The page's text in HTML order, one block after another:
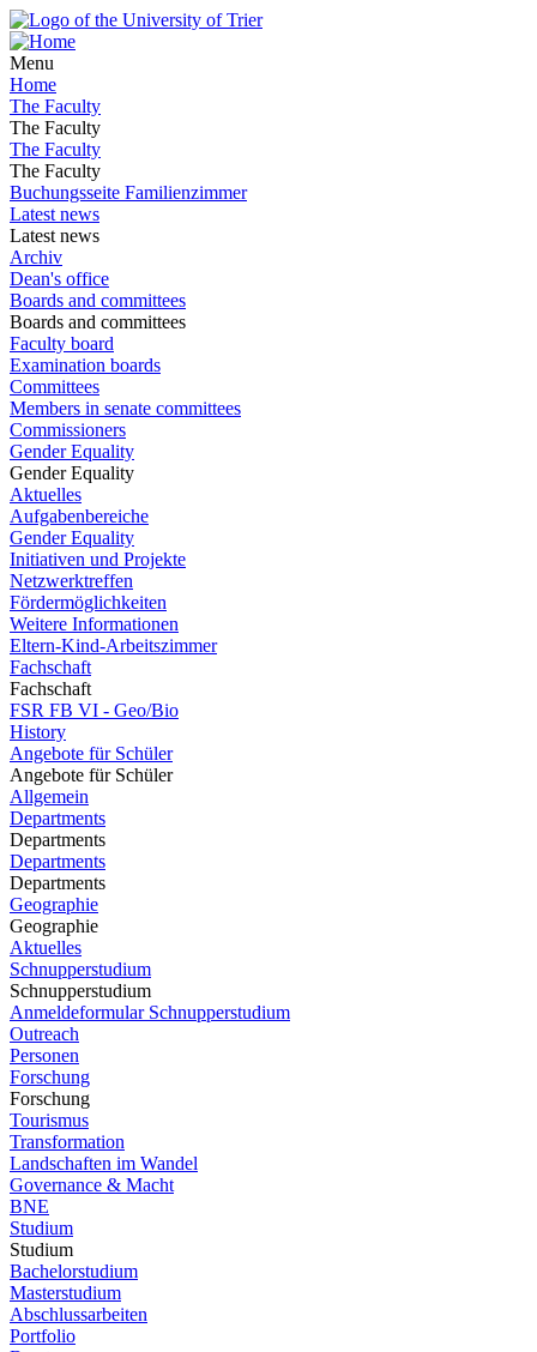
Menu
Home
The Faculty
The Faculty
The Faculty
The Faculty
Buchungsseite Familienzimmer
Latest news
Latest news
Archiv
Dean's office
Boards and committees
Boards and committees
Faculty board
Examination boards
Committees
Members in senate committees
Commissioners
Gender Equality
Gender Equality
Aktuelles
Aufgabenbereiche
Gender Equality
Initiativen und Projekte
Netzwerktreffen
Fördermöglichkeiten
Weitere Informationen
Eltern-Kind-Arbeitszimmer
Fachschaft
Fachschaft
FSR FB VI - Geo/Bio
History
Angebote für Schüler
Angebote für Schüler
Allgemein
Departments
Departments
Departments
Departments
Geographie
Geographie
Aktuelles
Schnupperstudium
Schnupperstudium
Anmeldeformular Schnupperstudium
Outreach
Personen
Forschung
Forschung
Tourismus
Transformation
Landschaften im Wandel
Governance & Macht
BNE
Studium
Studium
Bachelorstudium
Masterstudium
Abschlussarbeiten
Portfolio